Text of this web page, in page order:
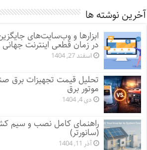
آخرین نوشته ها
ابزارها و وب‌سایت‌های
در زمان قطعی اینترنت جهانی
اسفند 27, 1404
تحلیل قیمت تجهیزات برق
موتور برق
دی 4, 1404
راهنمای کامل نصب و سیم
(سانورتر)
آذر 11, 1404